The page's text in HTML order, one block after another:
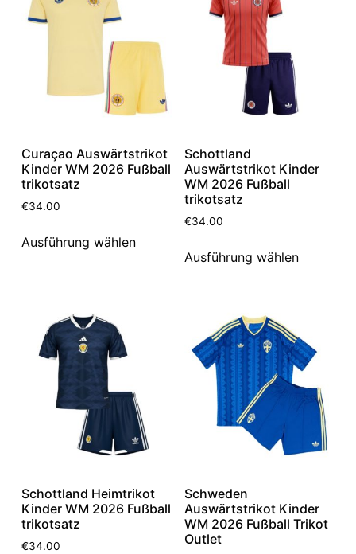
Curaçao Auswärtstrikot
Kinder WM 2026 Fußball
trikotsatz
€34.00
Ausführung wählen
Schottland
Auswärtstrikot Kinder
WM 2026 Fußball
trikotsatz
€34.00
Ausführung wählen
Schottland Heimtrikot
Kinder WM 2026 Fußball
trikotsatz
€34.00
Schweden
Auswärtstrikot Kinder
WM 2026 Fußball Trikot
Outlet